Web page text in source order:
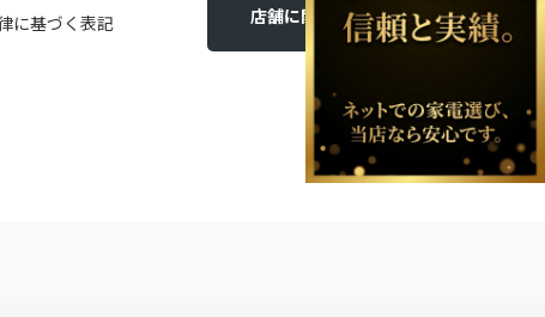
に基づく表記
店舗に関するお問い合わせ